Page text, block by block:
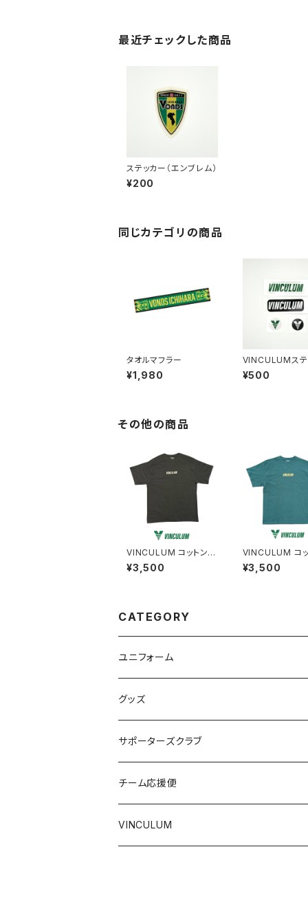
最近チェックした商品
ステッカー（エンブレム）
¥200
同じカテゴリの商品
タオルマフラー
¥1,980
VINCULUMステ
セット(4type)
¥500
その他の商品
VINCULUM コットンT
シャツ(ブラック×グレ
ー)
¥3,500
VINCULUM コ
シャツ(モスグリ
ールドイエロー)
¥3,500
CATEGORY
ユニフォーム
グッズ
サポーターズクラブ
チーム応援便
VINCULUM